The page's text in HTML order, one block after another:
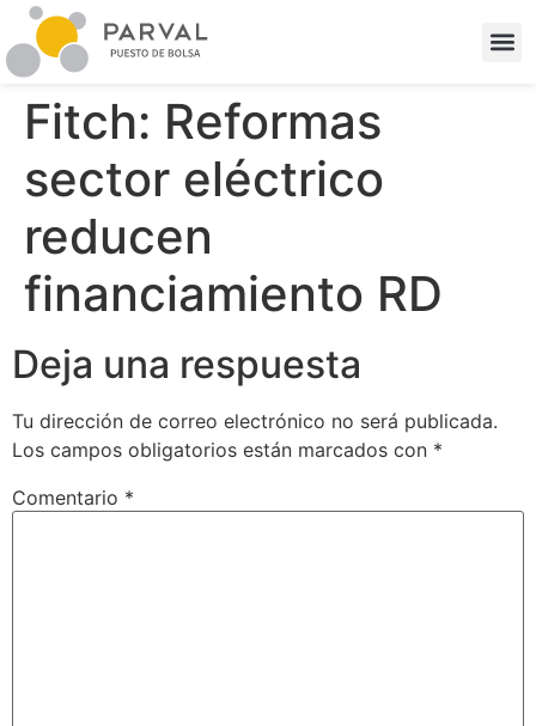
Fitch: Reformas
sector eléctrico
reducen
financiamiento RD
Deja una respuesta
Tu dirección de correo electrónico no será publicada.
Los campos obligatorios están marcados con *
Comentario *